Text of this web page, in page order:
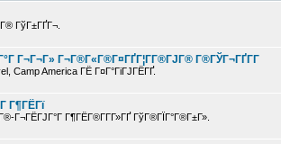
ГўГ±ГҐГ¬.
Г¬Г¬Г» Г¬Г®Г«Г®Г¤ГҐГ¦Г­Г®ГЈГ® Г®ГЎГ¬ГҐГ­Г
Camp America ГЁ Г¤Г°ГіГЈГЁГҐ.
Г¶ГЁГї
Г¬ГЁГЈГ°Г Г¶ГЁГ®Г­Г­Г»ГҐ ГўГ®ГЇГ°Г®Г±Г».